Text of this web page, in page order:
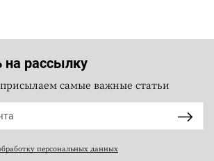
рассылку
самые важные статьи
персональных данных